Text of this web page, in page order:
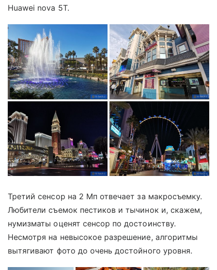
Huawei nova 5T.
Третий сенсор на 2 Мп отвечает за макросъемку.
Любители съемок пестиков и тычинок и, скажем,
нумизматы оценят сенсор по достоинству.
Несмотря на невысокое разрешение, алгоритмы
вытягивают фото до очень достойного уровня.